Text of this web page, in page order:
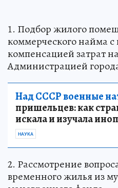
1. Подбор жилого
коммерческого найма
компенсацией затрат
Администрацией
Над СССР военные
пришельцев: как
искала и изучала
НАУКА
2. Рассмотрение
временного жилья из